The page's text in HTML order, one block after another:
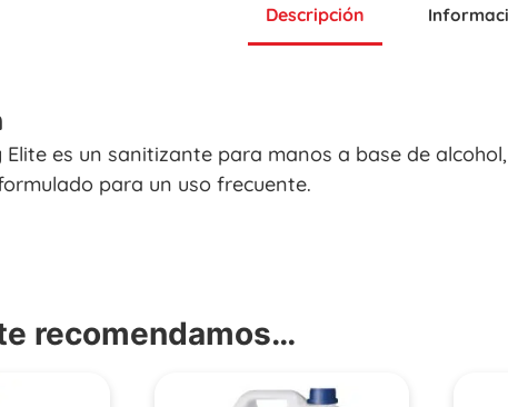
Descripción
Elite es un sanitizante para manos a base de
para un uso frecuente.
recomendamos…